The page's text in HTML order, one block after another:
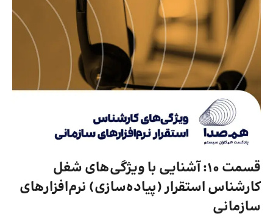
قسمت 10: آشنایی با ویژگی‌های شغل
کارشناس استقرار (پیاد‌ه‌سازی) نرم‌افزارهای
سازمانی